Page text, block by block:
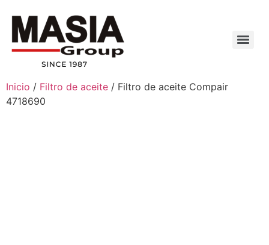
Inicio / Filtro de aceite / Filtro de aceite Compair
4718690